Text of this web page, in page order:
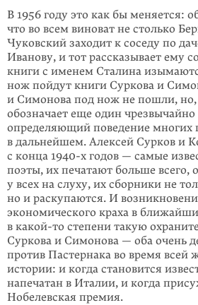
В 1956 году это как бы меняется:
что во всем виноват не столько
Чуковский заходит к соседу по
Иванову, и тот рассказывает ему
книги с именем Сталина
нож пойдут книги Суркова и
и Симонова под нож не пошли, но,
обозначает еще один
определяющий поведение многих
в дальнейшем. Алексей Сурков и
с конца 1940-х годов — самые
поэты, их печатают больше всего,
у всех на слуху, их сборники не
но и раскупаются. И
экономического краха в
в какой-то степени такую
Суркова и Симонова — оба очень
против Пастернака во время всей
истории: и когда становится
напечатан в Италии, и когда
Нобелевская премия.